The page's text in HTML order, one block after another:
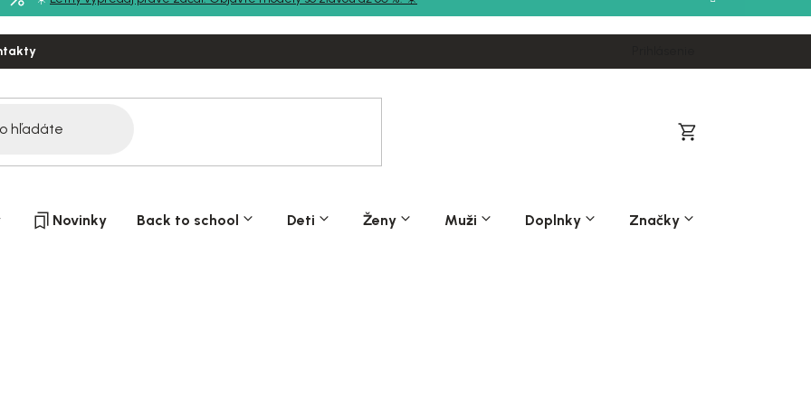
Nákupný
Novinky Back to school Deti Ženy Muži Doplnky Značky